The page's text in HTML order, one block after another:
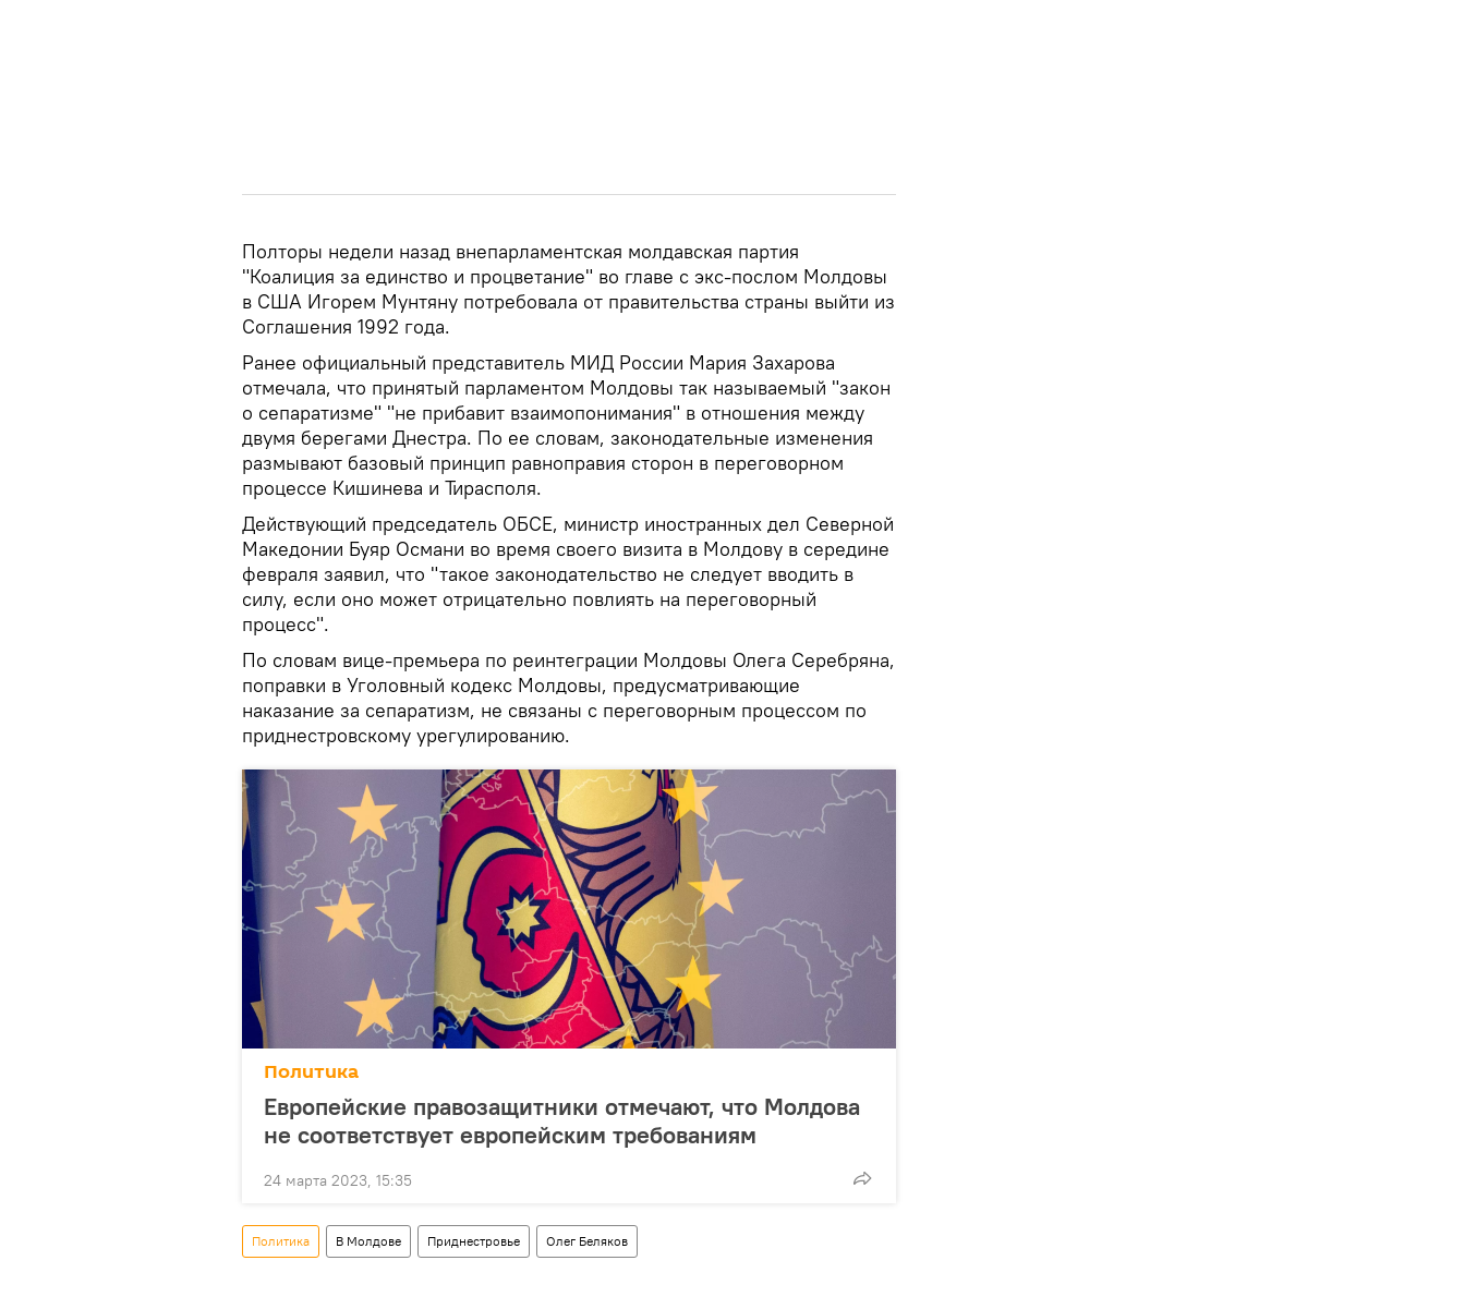
Полторы недели назад внепарламентская молдавская партия
"Коалиция за единство и процветание" во главе с экс-послом Молдовы
в США Игорем Мунтяну потребовала от правительства страны выйти из
Соглашения 1992 года.
Ранее официальный представитель МИД России Мария Захарова
отмечала, что принятый парламентом Молдовы так называемый "закон
о сепаратизме" "не прибавит взаимопонимания" в отношения между
двумя берегами Днестра. По ее словам, законодательные изменения
размывают базовый принцип равноправия сторон в переговорном
процессе Кишинева и Тирасполя.
Действующий председатель ОБСЕ, министр иностранных дел Северной
Македонии Буяр Османи во время своего визита в Молдову в середине
февраля заявил, что "такое законодательство не следует вводить в
силу, если оно может отрицательно повлиять на переговорный
процесс".
По словам вице-премьера по реинтеграции Молдовы Олега Серебряна,
поправки в Уголовный кодекс Молдовы, предусматривающие
наказание за сепаратизм, не связаны с переговорным процессом по
приднестровскому урегулированию.
Политика
Европейские правозащитники отмечают, что Молдова
не соответствует европейским требованиям
24 марта 2023, 15:35
Политика В Молдове Приднестровье Олег Беляков